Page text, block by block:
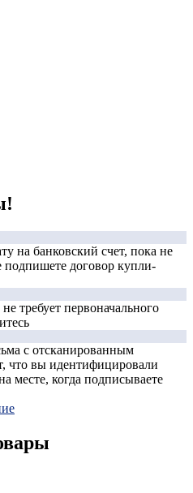
на банковский счет, пока не
подпишете договор купли-
требует первоначального
с отсканированным
что вы идентифицировали
месте, когда подписываете